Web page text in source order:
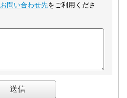
お問い合わせ先をご利用くださ